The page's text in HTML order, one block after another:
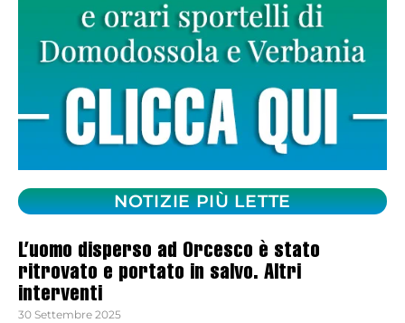
NOTIZIE PIÙ LETTE
L’uomo disperso ad Orcesco è stato
ritrovato e portato in salvo. Altri
interventi
30 Settembre 2025